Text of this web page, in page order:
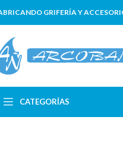
GRIFERÍA Y
CATEGORÍAS